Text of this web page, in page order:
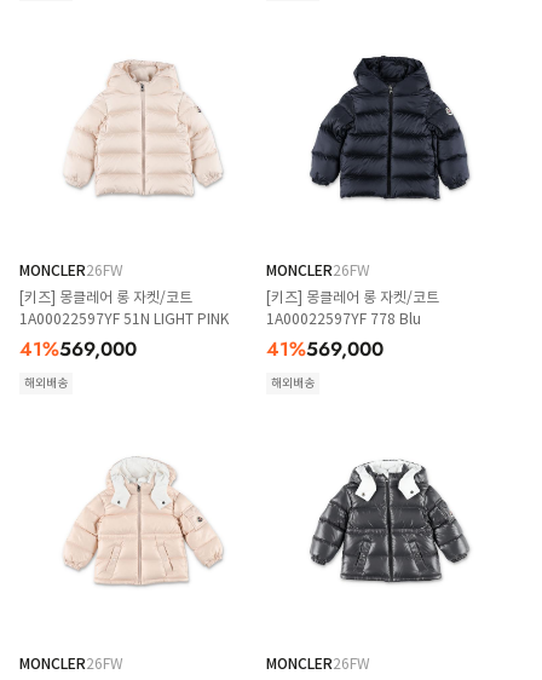
MONCLER26FW
[키즈] 몽클레어 롱 자켓/코트
1A00022597YF 51N LIGHT PINK
41%569,000
해외배송
MONCLER26FW
[키즈] 몽클레어 롱 자켓/코트
1A00022597YF 778 Blu
41%569,000
해외배송
MONCLER26FW
MONCLER26FW